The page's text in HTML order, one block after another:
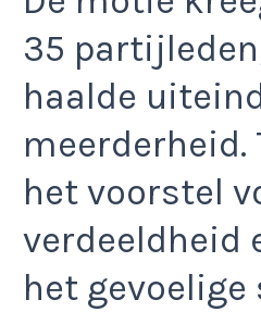
35
haalde
meerderheid.
het voorstel
verdeeldheid
het gevoelige